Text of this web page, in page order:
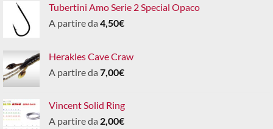
Tubertini Amo Serie 2 Special Opaco
A partire da 4,50€
Herakles Cave Craw
A partire da 7,00€
Vincent Solid Ring
A partire da 2,00€